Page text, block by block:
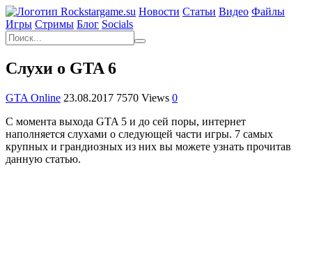
Новости Статьи Видео Файлы
Игры Cтримы Блог Socials
Слухи о GTA 6
GTA Online 23.08.2017 7570 Views 0
С момента выхода GTA 5 и до сей поры, интернет
наполняется слухами о следующей части игры. 7 самых
крупных и грандиозных из них вы можете узнать прочитав
данную статью.